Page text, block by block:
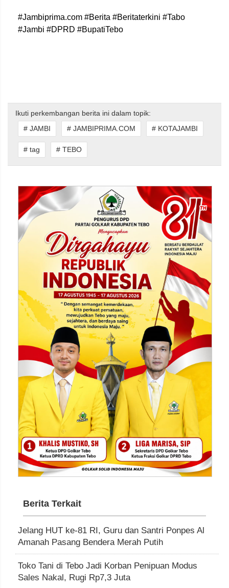
#Jambiprima.com #Berita #Beritaterkini #Tabo
#Jambi #DPRD #BupatiTebo
Ikuti perkembangan berita ini dalam topik:
# JAMBI
# JAMBIPRIMA.COM # KOTAJAMBI
# tag # TEBO
Berita Terkait
Jelang HUT ke-81 RI, Guru dan Santri Ponpes Al
Amanah Pasang Bendera Merah Putih
Toko Tani di Tebo Jadi Korban Penipuan Modus
Sales Nakal, Rugi Rp7,3 Juta